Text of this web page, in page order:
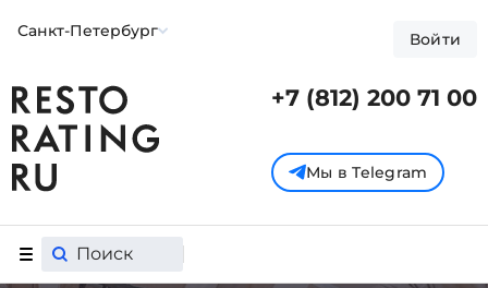
Санкт-Петербург Войти
+7 (812) 200 71 00
Мы в Telegram